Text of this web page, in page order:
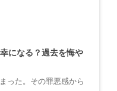
になる？過去を悔や
った。その罪悪感から